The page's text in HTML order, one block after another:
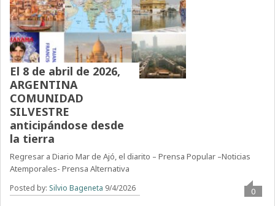
El 8 de abril de 2026,
ARGENTINA
COMUNIDAD
SILVESTRE
anticipándose desde
la tierra
Regresar a Diario Mar de Ajó, el diarito – Prensa Popular –Noticias
Atemporales- Prensa Alternativa
Posted by: Silvio Bageneta 9/4/2026 0